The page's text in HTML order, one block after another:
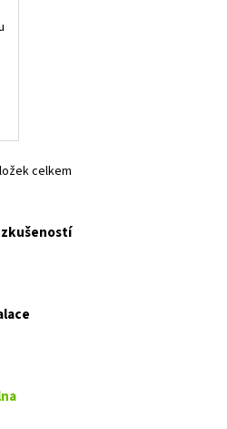
O
l
á
í
celkem